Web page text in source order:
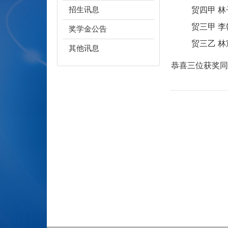
招生讯息
奖学金公告
其他讯息
贸四甲 林
贸三甲 李
贸三乙 林
恭喜三位获奖